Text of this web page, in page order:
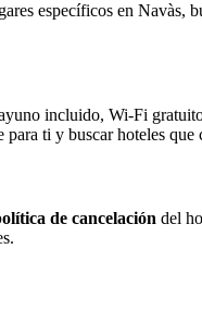
específicos en Navàs,
incluido, Wi-Fi
ti y buscar hoteles
de cancelación del